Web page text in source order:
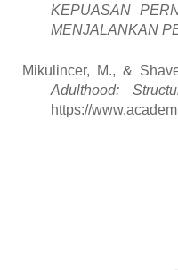
KEPUASAN
MENJALANKAN
Mikulincer, M., &
Adulthood:
https://